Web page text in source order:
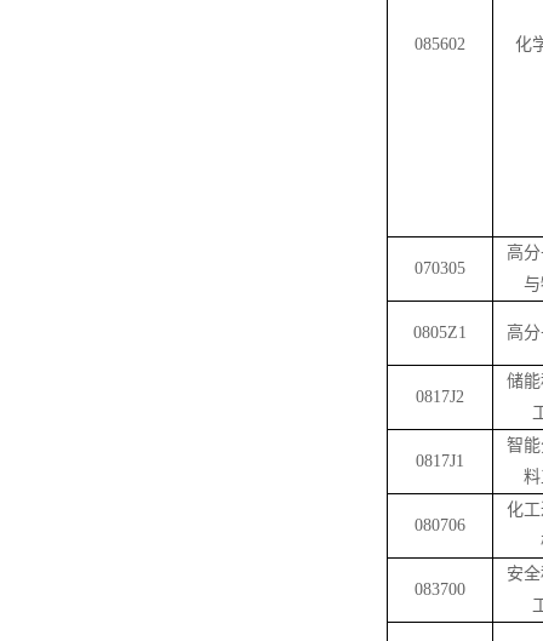
085602 化
070305
高
0805Z1 高
0817J2
储
0817J1
智
080706
化
083700
安